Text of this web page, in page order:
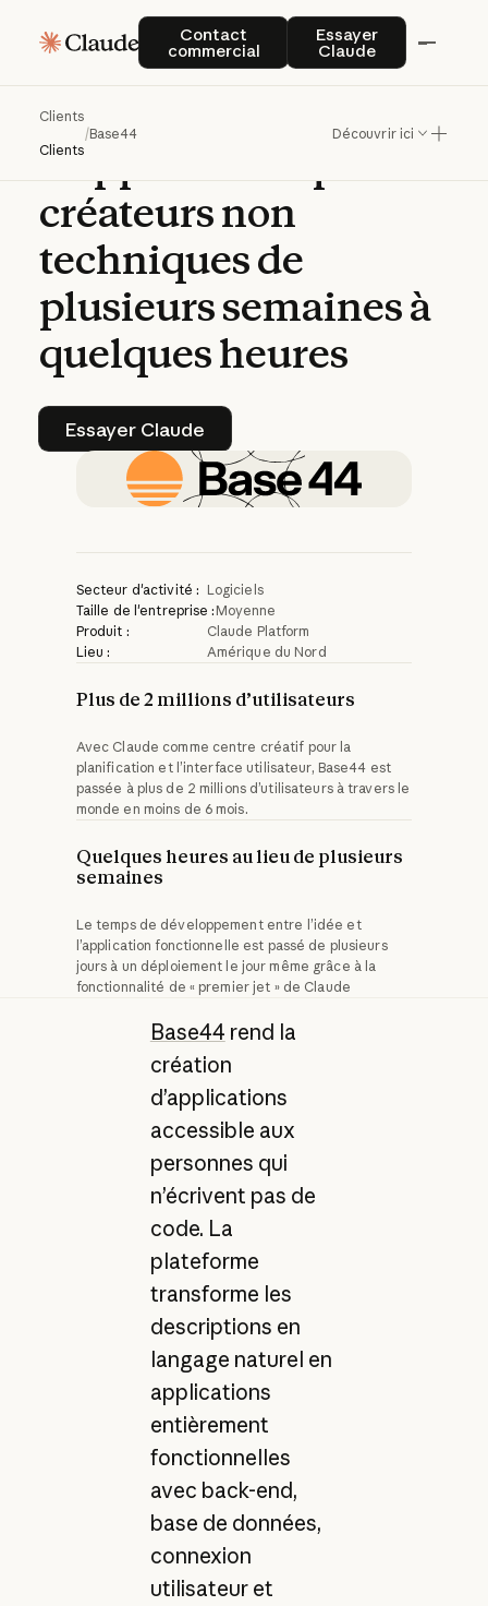
Contact
commercial
Contact commercial
Essayer
Claude
Essayer Claude
Clients
Clients
/Base44 Découvrir ici
Base44utiliseClaude
pourréduireledélai
decréation
d’applications
créateursnon
techniquesde
plusieurssemainesà
quelquesheures
Essayer Claude
Essayer Claude
Secteur d'activité : Logiciels
Taille de l'entreprise : Moyenne
Produit :
Claude Platform
Lieu :
Amérique du Nord
Plus de 2 millions d’utilisateurs
Avec Claude comme centre créatif pour la
planification et l’interface utilisateur, Base44 est
passée à plus de 2 millions d’utilisateurs à travers le
monde en moins de 6 mois.
Quelques heures au lieu de plusieurs
semaines
Le temps de développement entre l’idée et
l’application fonctionnelle est passé de plusieurs
jours à un déploiement le jour même grâce à la
fonctionnalité de « premier jet » de Claude
Base44 rend la
création
d’applications
accessible aux
personnes qui
n’écrivent pas de
code. La
plateforme
transforme les
descriptions en
langage naturel en
applications
entièrement
fonctionnelles
avec back-end,
base de données,
connexion
utilisateur et